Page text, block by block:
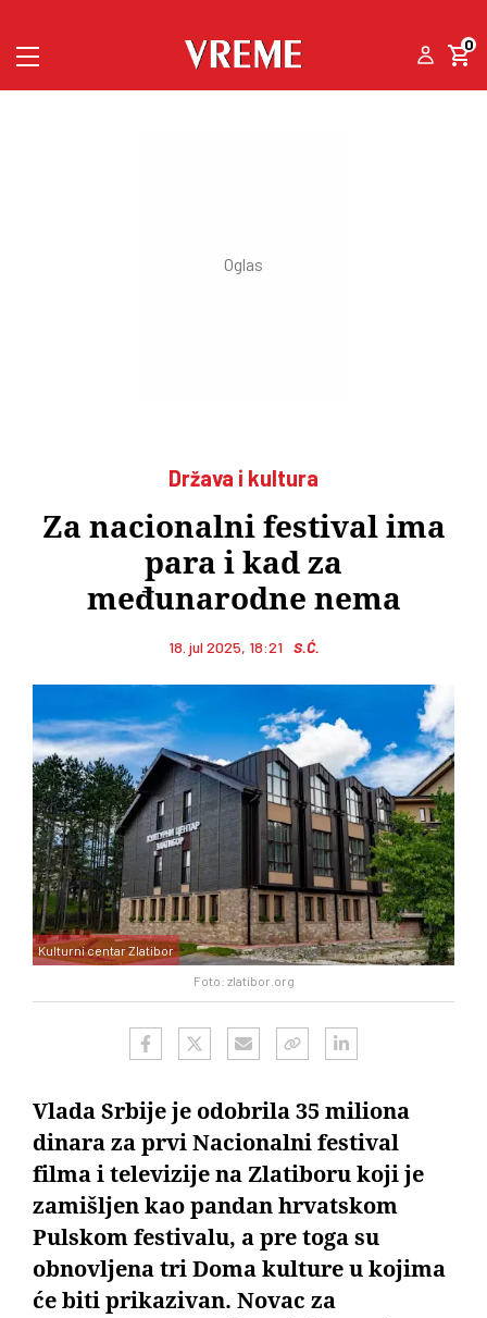
0
Država i kultura
Za nacionalni festival ima
para i kad za
međunarodne nema
18. jul 2025, 18:21 S.Ć.
Foto: zlatibor.org
Kulturni centar Zlatibor
Vlada Srbije je odobrila 35 miliona
dinara za prvi Nacionalni festival
filma i televizije na Zlatiboru koji je
zamišljen kao pandan hrvatskom
Pulskom festivalu, a pre toga su
obnovljena tri Doma kulture u kojima
će biti prikazivan. Novac za